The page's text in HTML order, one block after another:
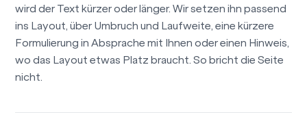
wird der Text kürzer oder länger. Wir setzen ihn passend
ins Layout, über Umbruch und Laufweite, eine kürzere
Formulierung in Absprache mit Ihnen oder einen Hinweis,
wo das Layout etwas Platz braucht. So bricht die Seite
nicht.